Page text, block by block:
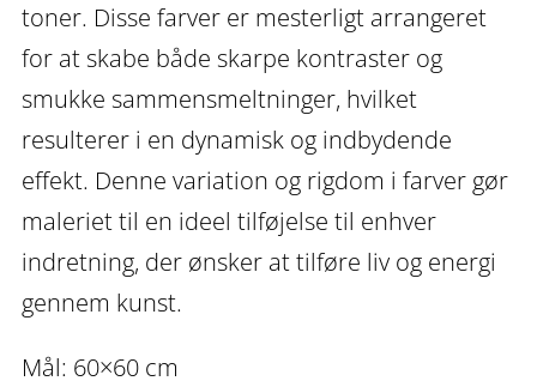
toner. Disse farver er mesterligt arrangeret
for at skabe både skarpe kontraster og
smukke sammensmeltninger, hvilket
resulterer i en dynamisk og indbydende
effekt. Denne variation og rigdom i farver gør
maleriet til en ideel tilføjelse til enhver
indretning, der ønsker at tilføre liv og energi
gennem kunst.
Mål: 60×60 cm